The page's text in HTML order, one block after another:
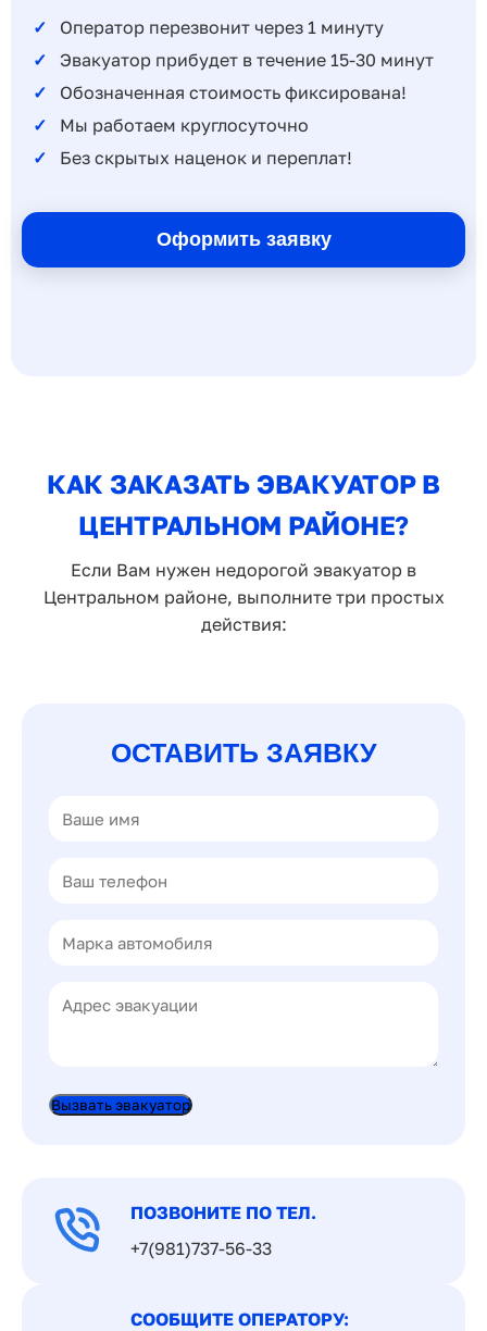
Оператор перезвонит через 1 минуту
Эвакуатор прибудет в течение 15-30 минут
Обозначенная стоимость фиксирована!
Мы работаем круглосуточно
Без скрытых наценок и переплат!
Оформить заявку
КАК ЗАКАЗАТЬ ЭВАКУАТОР В
ЦЕНТРАЛЬНОМ РАЙОНЕ?
Если Вам нужен недорогой эвакуатор в
Центральном районе, выполните три простых
действия:
ОСТАВИТЬ ЗАЯВКУ
Вызвать эвакуатор
ПОЗВОНИТЕ ПО ТЕЛ.
+7(981)737-56-33
СООБЩИТЕ ОПЕРАТОРУ: